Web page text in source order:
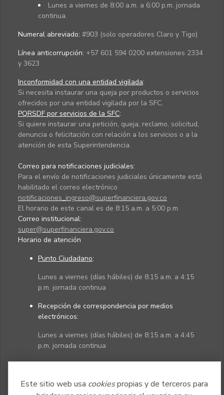
Este sitio web usa cookiespropias y de terceros para
Lunes a viernes de 8:00 a.m. a 6:00 p.m. jornada
continua.
Numeral abreviado: #903 (solo operadores Claro y Tigo)
Línea anticorrupción: +57 601 594 0200 extensiones 2334
y 3623
Inconformidad con una entidad vigilada:
Si necesita instaurar una queja por productos o servicios
ofrecidos por una entidad vigilada por la SFC.
PQRSDF por servicios de la SFC:
Si quiere instaurar una petición, queja, reclamo, solicitud,
denuncia o felicitación con relación a los servicios o a la
atención de esta Superintendencia.
Correo para notificaciones judiciales:
Para el envío de notificaciones judiciales únicamente está
habilitado el correo electrónico
notificaciones_ingreso@superfinanciera.gov.co
El horario de este canal es de 8:15 a.m. a 5:00 p.m.
Correo institucional:
super@superfinanciera.gov.co
Horario de atención
Punto Ciudadano:
Lunes a viernes (días hábiles) de 8:15 a.m. a 4:15
p.m. jornada continua
Recepción de correspondencia por medios
electrónicos:
Lunes a viernes (días hábiles) de 8:15 a.m. a 4:45
p.m. jornada continua